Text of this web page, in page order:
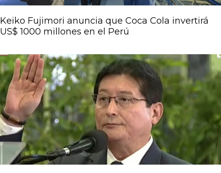
Keiko Fujimori anuncia que Coca Cola invertirá
US$ 1000 millones en el Perú